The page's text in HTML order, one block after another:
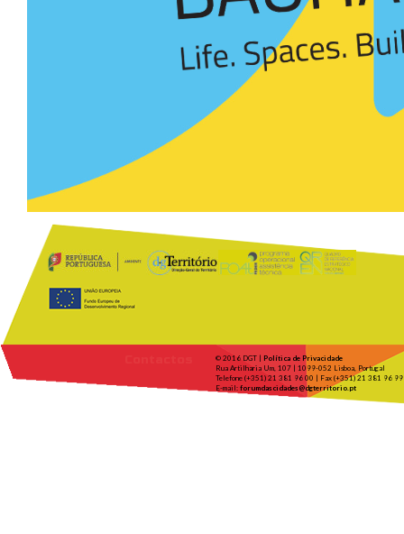
© 2016 DGT | Política de Privacidade
Rua Artilharia Um, 107 | 1099-052 Lisboa, Portugal
Telefone (+351) 21 381 96 00 | Fax (+351) 21 381 96 99
E-mail: forumdascidades@dgterritorio.pt